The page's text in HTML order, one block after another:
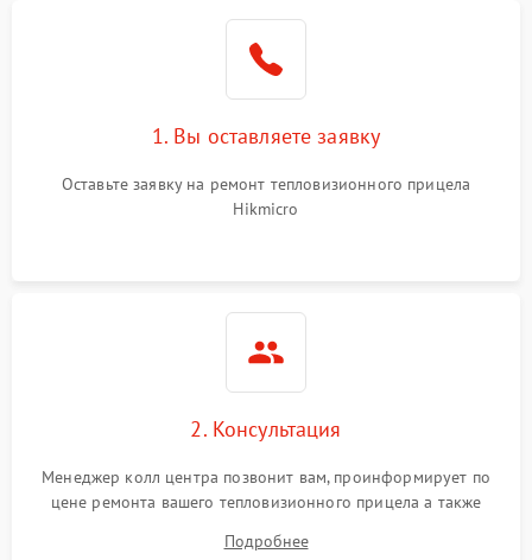
1. Вы оставляете заявку
Оставьте заявку на ремонт тепловизионного прицела
Hikmicro
2. Консультация
Менеджер колл центра позвонит вам, проинформирует по
цене ремонта вашего тепловизионного прицела а также
Подробнее